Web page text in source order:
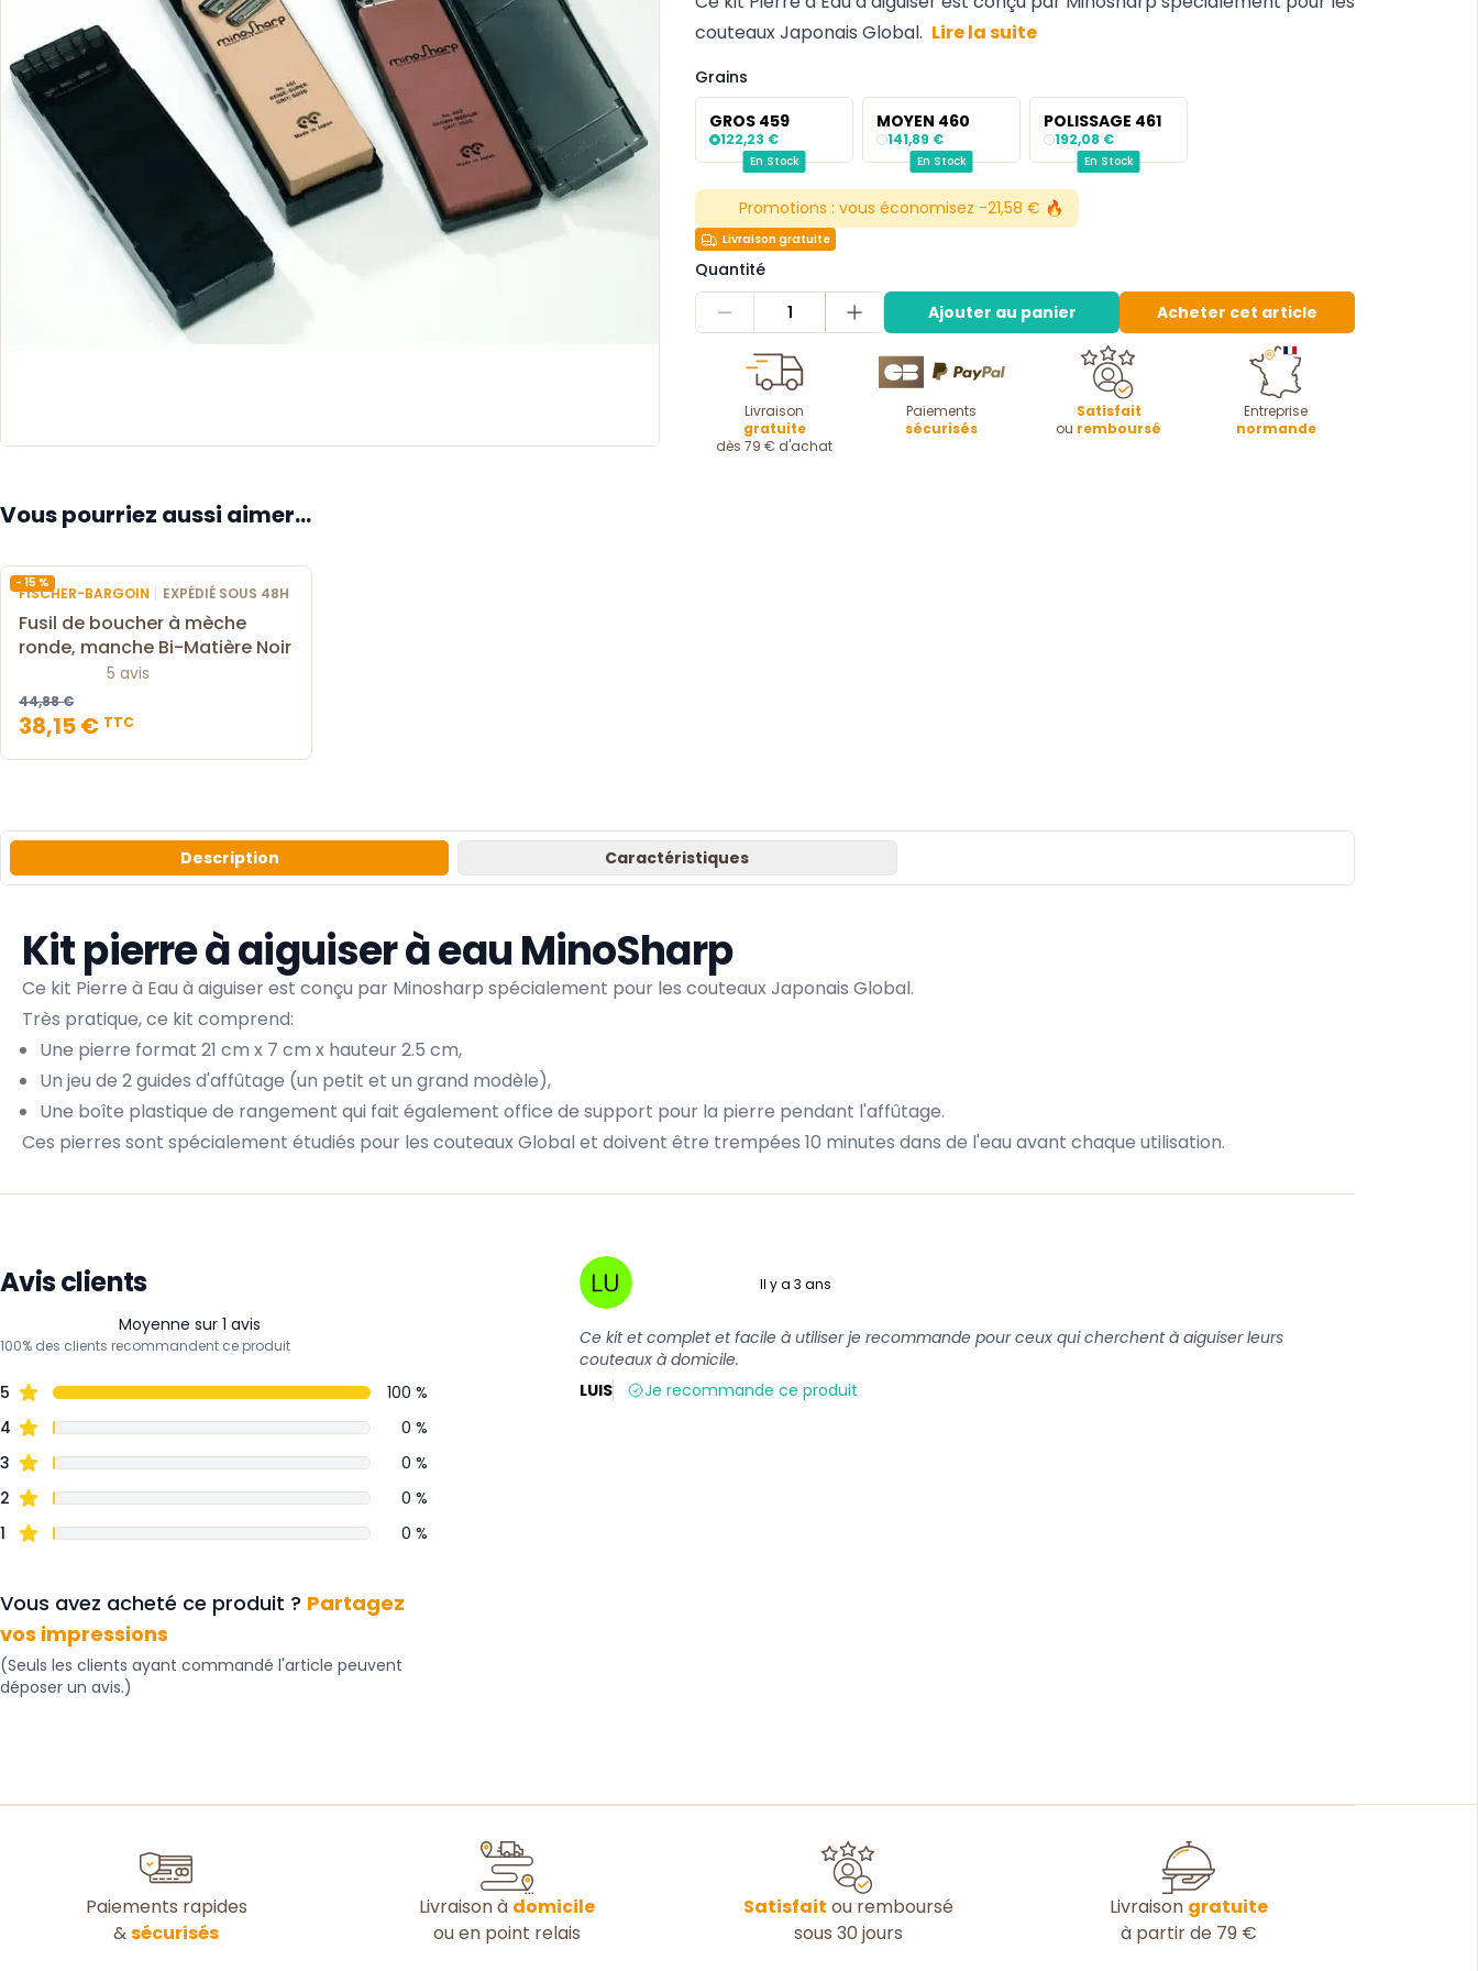
couteaux Japonais Global. Lire la suite
Grains
GROS 459
122,23 €
En Stock
MOYEN 460
141,89 €
En Stock
POLISSAGE 461
192,08 €
En Stock
Promotions : vous économisez -21,58 € 🔥
Livraison gratuite
Quantité
1
Ajouter au panier Acheter cet article
Livraison
gratuite
dès 79 € d'achat
Paiements
sécurisés
Satisfait
ou remboursé
Entreprise
normande
Vous pourriez aussi aimer...
- 15 %
FISCHER-BARGOIN | EXPÉDIÉ SOUS 48H
Fusil de boucher à mèche
ronde, manche Bi-Matière Noir
5 avis
44,88 €
38,15 € TTC
Description Caractéristiques
Kit pierre à aiguiser à eau MinoSharp
Ce kit Pierre à Eau à aiguiser est conçu par Minosharp spécialement pour les couteaux Japonais Global.
Très pratique, ce kit comprend:
Une pierre format 21 cm x 7 cm x hauteur 2.5 cm,
Un jeu de 2 guides d'affûtage (un petit et un grand modèle),
Une boîte plastique de rangement qui fait également office de support pour la pierre pendant l'affûtage.
Ces pierres sont spécialement étudiés pour les couteaux Global et doivent être trempées 10 minutes dans de l'eau avant chaque utilisation.
Avis clients
Moyenne sur 1 avis
100% des clients recommandent ce produit
5
100 %
4
0 %
3
0 %
2
0 %
1
0 %
Vous avez acheté ce produit ? Partagez
vos impressions
(Seuls les clients ayant commandé l'article peuvent
déposer un avis.)
Il y a 3 ans
Ce kit et complet et facile à utiliser je recommande pour ceux qui cherchent à aiguiser leurs
couteaux à domicile.
LUIS
Je recommande ce produit
Paiements rapides
&sécurisés
Livraison à domicile
ou en point relais
Satisfait ou remboursé
sous 30 jours
Livraison gratuite
à partir de 79 €